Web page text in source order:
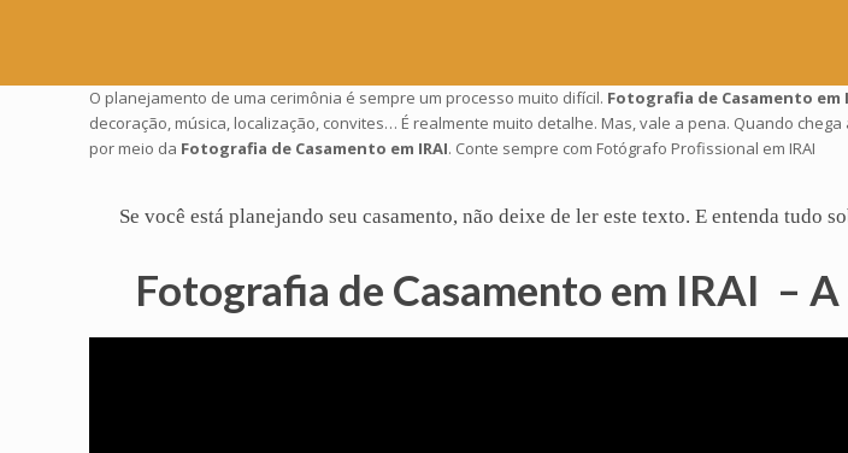
O planejamento de uma cerimônia é sempre um processo muito difícil. Fotografia de Casamento em
decoração, música, localização, convites… É realmente muito detalhe. Mas, vale a pena. Quando
por meio da Fotografia de Casamento em IRAI. Conte sempre com Fotógrafo Profissional em IRAI
Se você está planejando seucasamento, não deixe de ler este texto. E entenda tudo
Fotografia de Casamento em IRAI –